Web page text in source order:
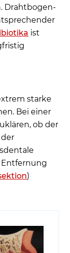
Drahtbogen-
ist
starke
Bei einer
ob der
Entfernung
)